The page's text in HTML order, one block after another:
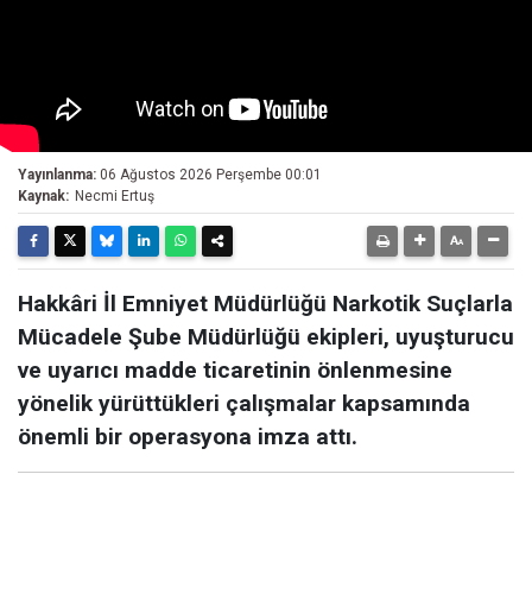
Yayınlanma: 06 Ağustos 2026 Perşembe 00:01
Kaynak: Necmi Ertuş
Hakkâri İl Emniyet Müdürlüğü Narkotik Suçlarla
Mücadele Şube Müdürlüğü ekipleri, uyuşturucu
ve uyarıcı madde ticaretinin önlenmesine
yönelik yürüttükleri çalışmalar kapsamında
önemli bir operasyona imza attı.